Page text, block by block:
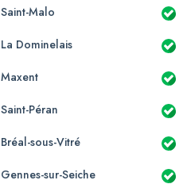
Saint-Malo
La Dominelais
Maxent
Saint-Péran
Bréal-sous-Vitré
Gennes-sur-Seiche